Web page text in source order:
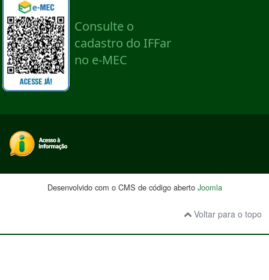
Desenvolvido com o CMS de código aberto Joomla
Voltar para o topo